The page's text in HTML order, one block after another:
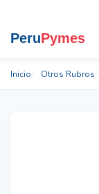
Inicio Otros Rubros